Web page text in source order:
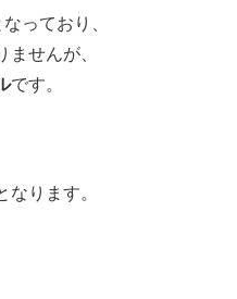
っており、
せんが、
です。
なります。